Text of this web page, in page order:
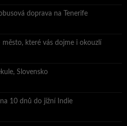
doprava na Tenerife
město, které vás dojme i okouzlí
Slovensko
10 dnů do jižní Indie